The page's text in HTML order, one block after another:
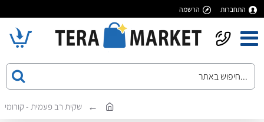
התחברות הרשמה
שקית רב פעמית - קורומי